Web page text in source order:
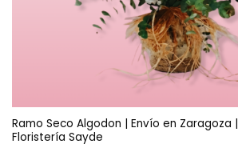
Ramo Seco Algodon | Envío en Zaragoza |
Floristería Sayde